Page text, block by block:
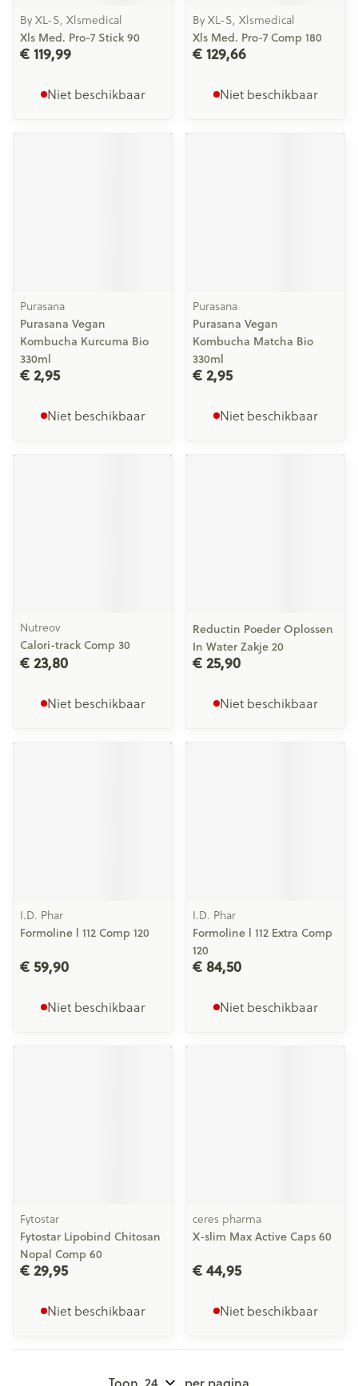
By XL-S, Xlsmedical
Xls Med. Pro-7 Stick 90
€ 119,99
Niet beschikbaar
By XL-S, Xlsmedical
Xls Med. Pro-7 Comp 180
€ 129,66
Niet beschikbaar
Purasana
Purasana Vegan
Kombucha Kurcuma Bio
330ml
€ 2,95
Niet beschikbaar
Purasana
Purasana Vegan
Kombucha Matcha Bio
330ml
€ 2,95
Niet beschikbaar
Nutreov
Calori-track Comp 30
€ 23,80
Niet beschikbaar
Reductin Poeder Oplossen
In Water Zakje 20
€ 25,90
Niet beschikbaar
I.D. Phar
Formoline l 112 Comp 120
€ 59,90
Niet beschikbaar
I.D. Phar
Formoline l 112 Extra Comp
120
€ 84,50
Niet beschikbaar
Fytostar
Fytostar Lipobind Chitosan
Nopal Comp 60
€ 29,95
Niet beschikbaar
ceres pharma
X-slim Max Active Caps 60
€ 44,95
Niet beschikbaar